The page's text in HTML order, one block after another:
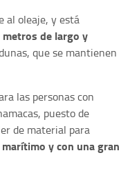
al oleaje, y está
de largo y
que se mantienen
las personas con
puesto de
de material para
y con una gran